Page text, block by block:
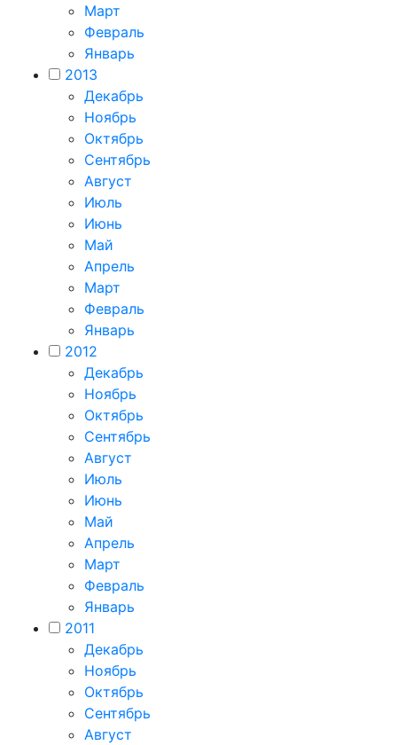
Март
Февраль
Январь
2013
Декабрь
Ноябрь
Октябрь
Сентябрь
Август
Июль
Июнь
Май
Апрель
Март
Февраль
Январь
2012
Декабрь
Ноябрь
Октябрь
Сентябрь
Август
Июль
Июнь
Май
Апрель
Март
Февраль
Январь
2011
Декабрь
Ноябрь
Октябрь
Сентябрь
Август